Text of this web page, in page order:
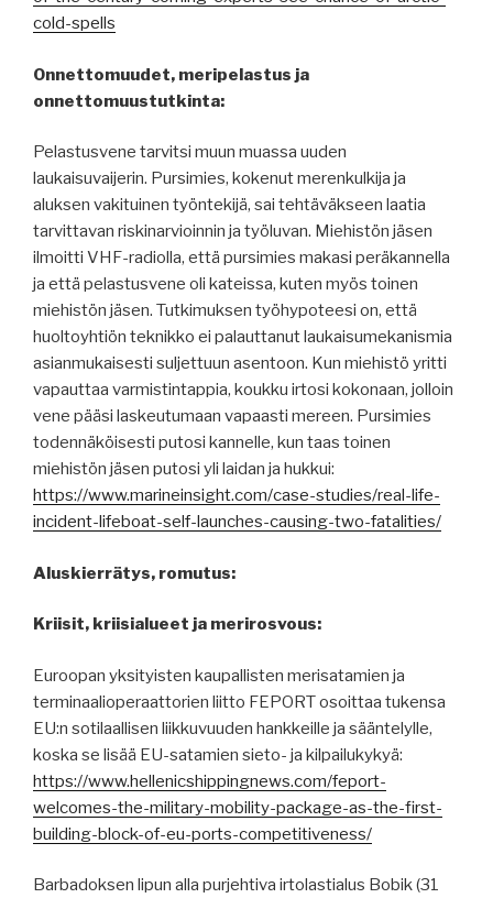
cold-spells
Onnettomuudet, meripelastus ja
onnettomuustutkinta:
Pelastusvene tarvitsi muun muassa uuden
laukaisuvaijerin. Pursimies, kokenut merenkulkija ja
aluksen vakituinen työntekijä, sai tehtäväkseen laatia
tarvittavan riskinarvioinnin ja työluvan. Miehistön jäsen
ilmoitti VHF-radiolla, että pursimies makasi peräkannella
ja että pelastusvene oli kateissa, kuten myös toinen
miehistön jäsen. Tutkimuksen työhypoteesi on, että
huoltoyhtiön teknikko ei palauttanut laukaisumekanismia
asianmukaisesti suljettuun asentoon. Kun miehistö yritti
vapauttaa varmistintappia, koukku irtosi kokonaan, jolloin
vene pääsi laskeutumaan vapaasti mereen. Pursimies
todennäköisesti putosi kannelle, kun taas toinen
miehistön jäsen putosi yli laidan ja hukkui:
https://www.marineinsight.com/case-studies/real-life-
incident-lifeboat-self-launches-causing-two-fatalities/
Aluskierrätys, romutus:
Kriisit, kriisialueet ja merirosvous:
Euroopan yksityisten kaupallisten merisatamien ja
terminaalioperaattorien liitto FEPORT osoittaa tukensa
EU:n sotilaallisen liikkuvuuden hankkeille ja sääntelylle,
koska se lisää EU-satamien sieto- ja kilpailukykyä:
https://www.hellenicshippingnews.com/feport-
welcomes-the-military-mobility-package-as-the-first-
building-block-of-eu-ports-competitiveness/
Barbadoksen lipun alla purjehtiva irtolastialus Bobik (31